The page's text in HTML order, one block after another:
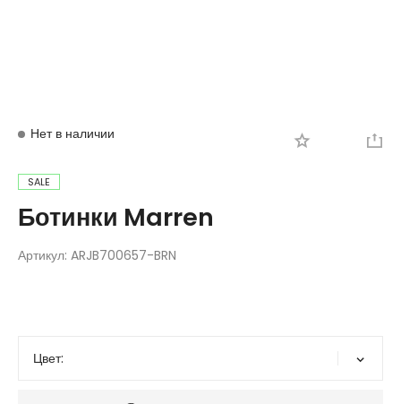
Нет в наличии
SALE
Ботинки Marren
Артикул: ARJB700657-BRN
Цвет: